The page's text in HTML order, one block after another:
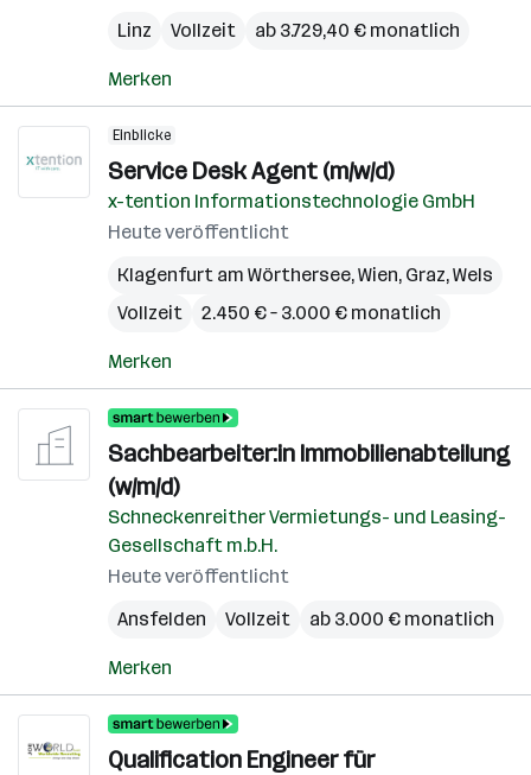
Linz
Vollzeit ab 3.729,40 € monatlich
Merken
Einblicke
Service Desk Agent (m/w/d)
x-tention Informationstechnologie GmbH
Heute veröffentlicht
Klagenfurt am Wörthersee,Wien, Graz,Wels
Vollzeit
2.450 € – 3.000 € monatlich
Merken
Sachbearbeiter:in Immobilienabteilung
(w/m/d)
Schneckenreither Vermietungs- und Leasing-
Gesellschaft m.b.H.
Heute veröffentlicht
Ansfelden
Vollzeit ab 3.000 € monatlich
Merken
Qualification Engineer für